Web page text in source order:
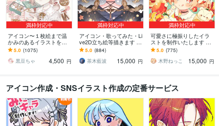
満枠対応中
アイコン〜１枚絵まで温
かみのあるイラストを描
きます ★ココナラ自体が
初めての方も、お気軽に
ご相談ください♪★
5.0 (1075)
黒豆ちゃ
4,500 円
満枠対応中
アイコン・歌ってみた・Li
ve2D立ち絵等描きます ち
びキャラや配信用イラス
ト等、幅広く制作してい
ます！
5.0 (884)
茶木藍波
15,000 円
満枠対応中
可愛さに極振りしたイラ
ストを制作いたします ★
商用利用＆二次利用込
み！ミニキャラは小物２
点まで無料！★
5.0 (775)
木野ねっこ
15,000 円
アイコン作成・SNSイラスト作成の定番サービス